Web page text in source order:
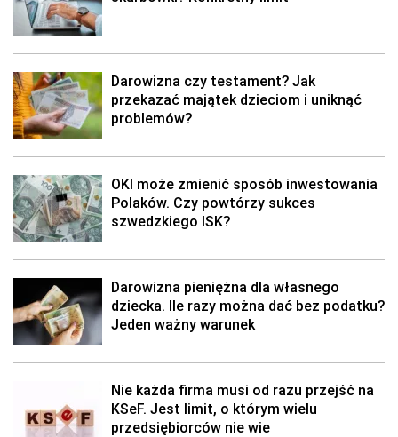
Darowizna czy testament? Jak
przekazać majątek dzieciom i uniknąć
problemów?
OKI może zmienić sposób inwestowania
Polaków. Czy powtórzy sukces
szwedzkiego ISK?
Darowizna pieniężna dla własnego
dziecka. Ile razy można dać bez podatku?
Jeden ważny warunek
Nie każda firma musi od razu przejść na
KSeF. Jest limit, o którym wielu
przedsiębiorców nie wie